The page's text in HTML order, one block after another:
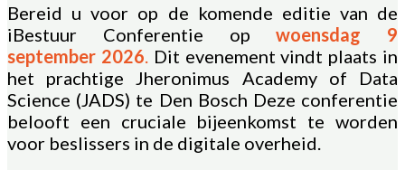
Bereid u voor op de komende editie van de
iBestuur Conferentie opwoensdag 9
september 2026.Dit evenement vindt plaats in
het prachtigeJheronimus Academy of Data
Science (JADS) te Den Bosch Deze conferentie
belooft een cruciale bijeenkomst te worden
voor beslissers in de digitale overheid.